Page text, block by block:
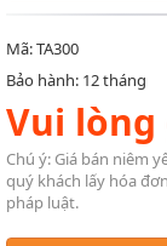
Mã: TA300
Bảo hành: 12 tháng
Vui lòng
Chú ý: Giá bán niêm
quý khách lấy hóa
pháp luật.